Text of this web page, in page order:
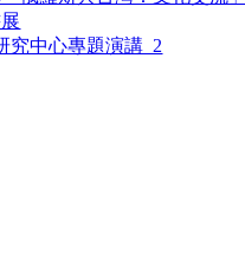
究中心專題演講_2